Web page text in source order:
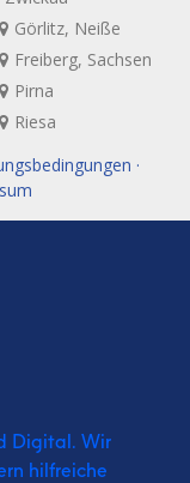
Görlitz, Neiße
Freiberg, Sachsen
Pirna
Riesa
·
Digital. Wir
hilfreiche